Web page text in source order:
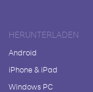
HERUNTERLADEN
Android
iPhone & iPad
Windows PC